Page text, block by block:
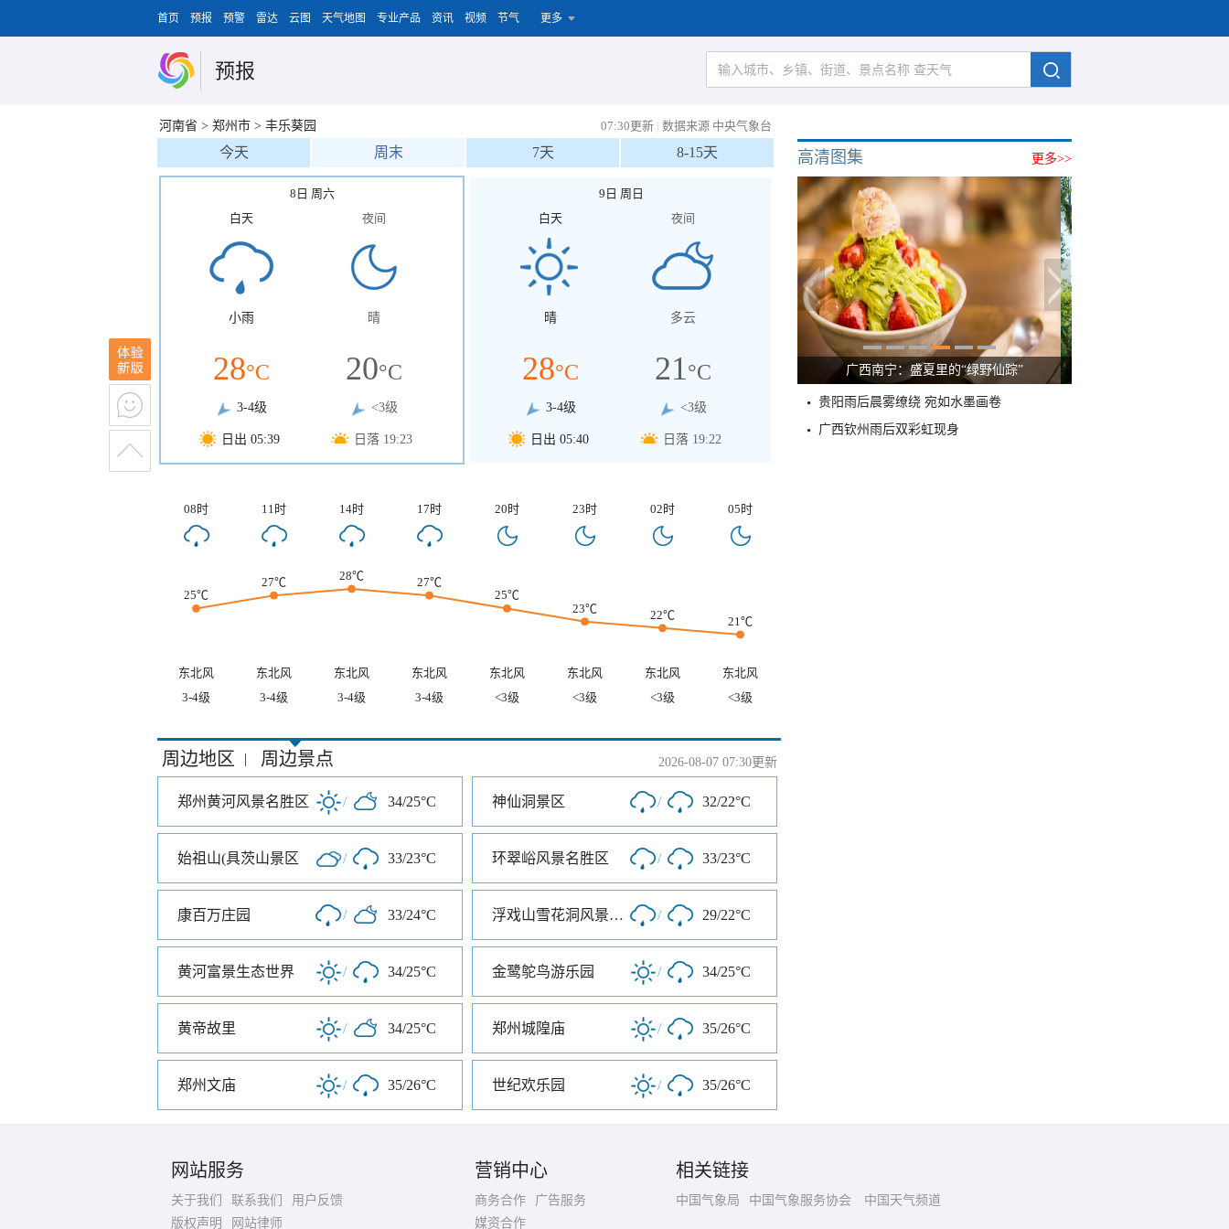
首页 预报 预警 雷达 云图 天气地图 专业产品 资讯 视频 节气 更多
预报
河南省 > 郑州市 > 丰乐葵园 07:30更新 | 数据来源 中央气象台
今天 周末 7天 8-15天
8日 周六
白天
小雨
28°C
3-4级
日出 05:39
夜间
晴
20°C
<3级
日落 19:23
9日 周日
白天
晴
28°C
3-4级
日出 05:40
夜间
多云
21°C
<3级
日落 19:22
08时 11时 14时 17时 20时 23时 02时 05时
25℃
27℃ 28℃
27℃
25℃
23℃
22℃ 21℃
东北风 东北风 东北风 东北风 东北风 东北风 东北风
东北风
3-4级
3-4级 3-4级 3-4级 <3级 <3级 <3级 <3级
周边地区 | 周边景点 2026-08-07 07:30更新
郑州黄河风景名胜区 / 34/25°C 神仙洞景区 / 32/22°C
始祖山(具茨山景区 / 33/23°C 环翠峪风景名胜区 / 33/23°C
康百万庄园 / 33/24°C 浮戏山雪花洞风景名胜区 / 29/22°C
黄河富景生态世界 / 34/25°C 金鹭鸵鸟游乐园 / 34/25°C
黄帝故里 / 34/25°C 郑州城隍庙 / 35/26°C
郑州文庙 / 35/26°C 世纪欢乐园 / 35/26°C
更多>>
高清图集
广西南宁：盛夏里的“绿野仙踪”
贵阳雨后晨雾缭绕 宛如水墨画卷
广西钦州雨后双彩虹现身
网站服务
关于我们 联系我们
用户反馈
版权声明
网站律师
营销中心
商务合作
广告服务
媒资合作
相关链接
中国气象局 中国气象服务协会 中国天气频道